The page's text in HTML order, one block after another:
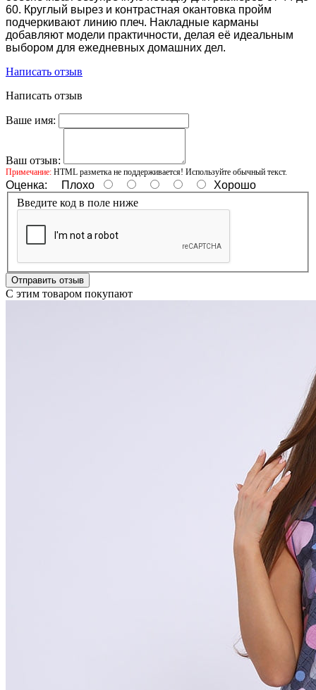
60. Круглый вырез и контрастная окантовка пройм
подчеркивают линию плеч. Накладные карманы
добавляют модели практичности, делая её идеальным
выбором для ежедневных домашних дел.
Написать отзыв
Написать отзыв
Ваше имя:
Ваш отзыв:
Примечание: HTML разметка не поддерживается! Используйте обычный текст.
Оценка: Плохо
Хорошо
Введите код в поле ниже
Отправить отзыв
С этим товаром покупают